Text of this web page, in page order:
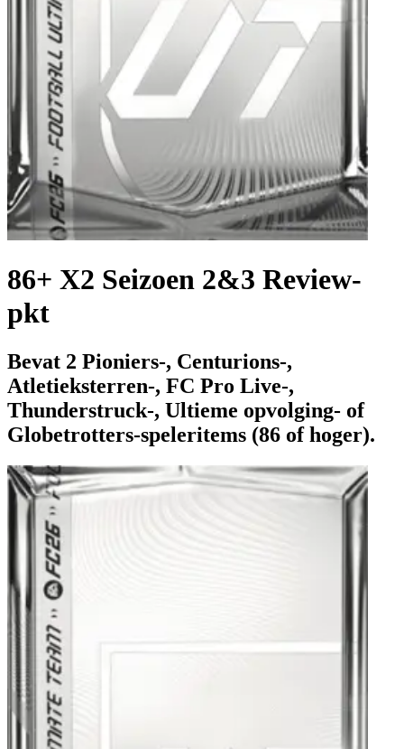
86+ X2 Seizoen 2&3 Review-
pkt
Bevat 2 Pioniers-, Centurions-,
Atletieksterren-, FC Pro Live-,
Thunderstruck-, Ultieme opvolging- of
Globetrotters-speleritems (86 of hoger).